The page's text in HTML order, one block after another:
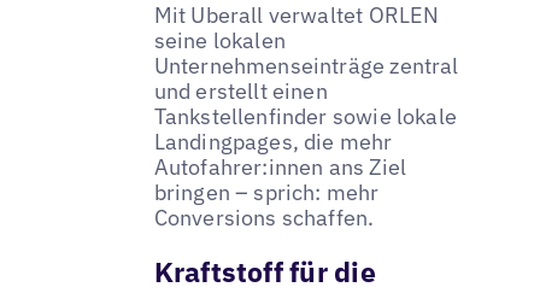
Mit Uberall verwaltet ORLEN
seine lokalen
Unternehmenseinträge zentral
und erstellt einen
Tankstellenfinder sowie lokale
Landingpages, die mehr
Autofahrer:innen ans Ziel
bringen – sprich: mehr
Conversions schaffen.
Kraftstoff für die